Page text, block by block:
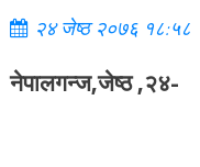
२४ जेष्ठ २०७६ १८:५८
नेपालगन्ज,जेष्ठ ,२४-